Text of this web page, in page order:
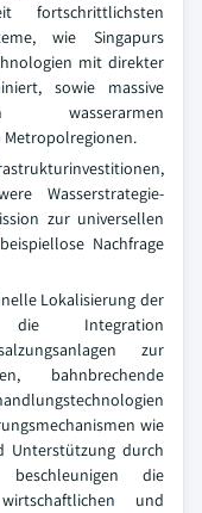
fortschrittlichsten
wie Singapurs
mit direkter
sowie massive
wasserarmen
Wasserstrategie-
zur universellen
Nachfrage
Lokalisierung der
die Integration
zur
bahnbrechende
wie
Unterstützung durch
beschleunigen die
und